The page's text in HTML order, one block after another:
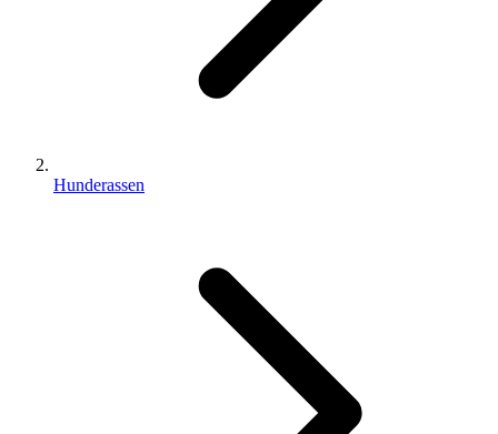
Hunderassen